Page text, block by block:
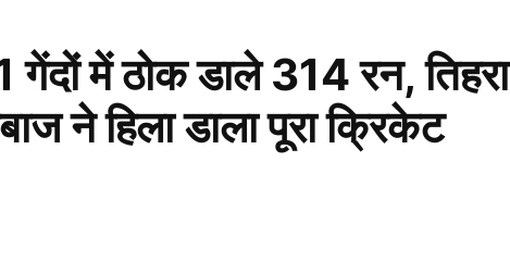
में ठोक डाले 314 रन, तिहरा
ने हिला डाला पूरा क्रिकेट